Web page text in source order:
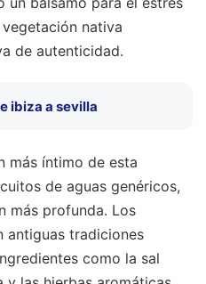
nativa
de autenticidad.
ibiza a sevilla
más íntimo de esta
de aguas genéricos,
más profunda. Los
antiguas tradiciones
como la sal